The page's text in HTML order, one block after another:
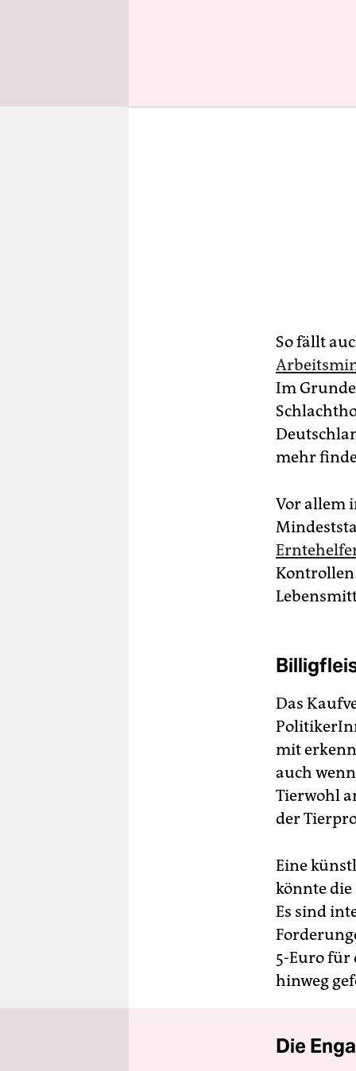
So fällt
Im
mehr
Vor allem
Kontrollen
Das
mit
auch
Tierwohl
der
Eine
könnte
Es sind
5-Euro für
hinweg
Die